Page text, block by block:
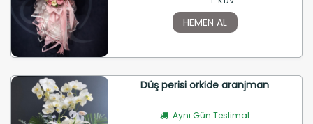
HEMEN AL
Düş perisi orkide aranjman
Aynı Gün Teslimat